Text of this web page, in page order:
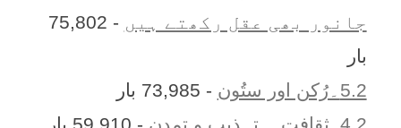
جانور بھی عقل رکھتے ہیں
- 75,802
بار
5.2۔رُکن اور ستُون
- 73,985 بار